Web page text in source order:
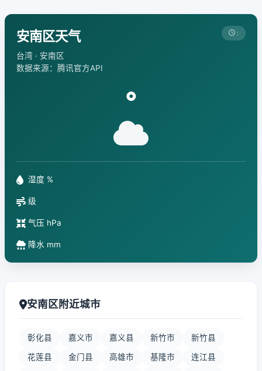
安南区天气
台湾 · 安南区
数据来源：腾讯官方API
:
°
湿度 %
级
气压 hPa
降水 mm
安南区附近城市
彰化县 嘉义市 嘉义县 新竹市 新竹县
花莲县 金门县 高雄市 基隆市 连江县